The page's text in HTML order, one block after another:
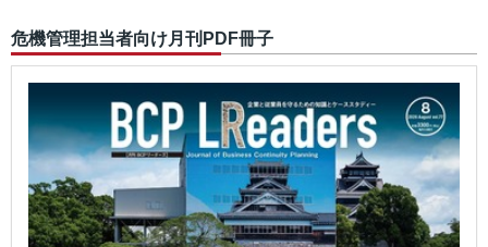
危機管理担当者向け月刊PDF冊子